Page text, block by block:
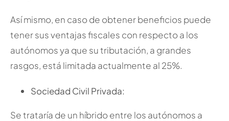
Así mismo, en caso de obtener beneficios puede
tener sus ventajas fiscales con respecto a los
autónomos ya que su tributación, a grandes
rasgos, está limitada actualmente al 25%.
Sociedad Civil Privada:
Se trataría de un híbrido entre los autónomos a